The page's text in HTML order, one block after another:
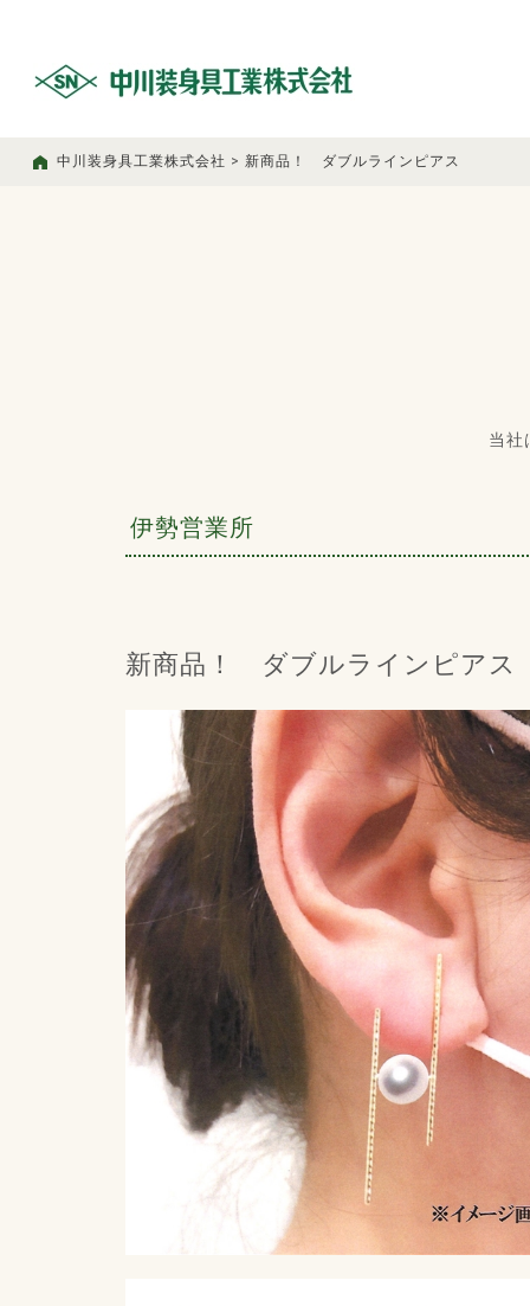
中川装身具工業株式会社 > 新商品！ ダブルラインピアス
当社
伊勢営業所
新商品！ ダブルラインピアス